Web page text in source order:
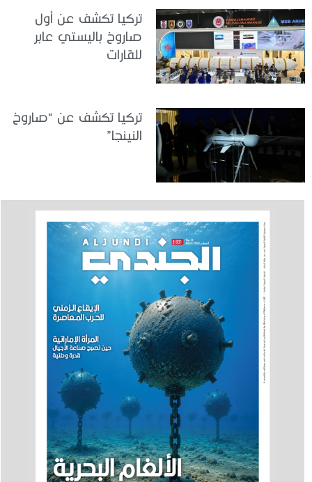
تركيا تكشف عن أول
صاروخ باليستي عابر
للقارات
تركيا تكشف عن “صاروخ
النينجا”